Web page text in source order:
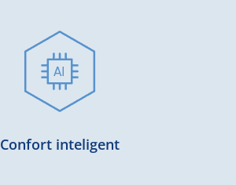
Confort inteligent